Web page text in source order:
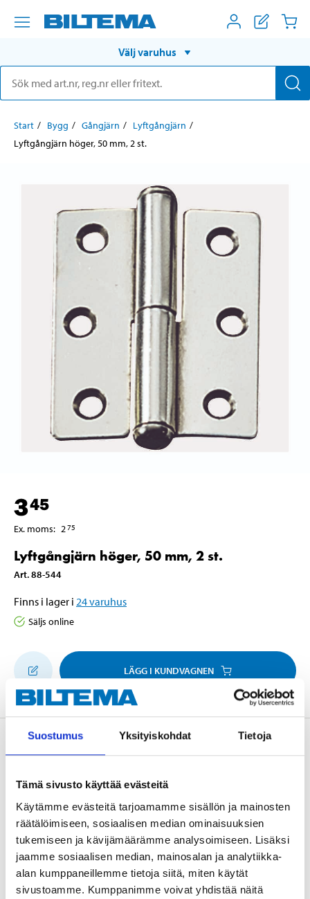
Suostumus Yksityiskohdat Tietoja
Tämä sivusto käyttää evästeitä
Käytämme evästeitä tarjoamamme sisällön ja mainosten
räätälöimiseen, sosiaalisen median ominaisuuksien
tukemiseen ja kävijämäärämme analysoimiseen. Lisäksi
jaamme sosiaalisen median, mainosalan ja analytiikka-
alan kumppaneillemme tietoja siitä, miten käytät
sivustoamme. Kumppanimme voivat yhdistää näitä
Välj varuhus
Start Bygg Gångjärn
Lyftgångjärn
Lyftgångjärn höger, 50 mm, 2 st.
345
Ex. moms: 275
Lyftgångjärn höger, 50 mm, 2 st.
Art.88-544
Finns i lager i 24varuhus
Säljs online
LÄGG I KUNDVAGNEN
Beskrivning
Elförzinkat lyftgångjärn med medföljande
monteringsskruv M3 x 16 mm.
Teknisk specifikation